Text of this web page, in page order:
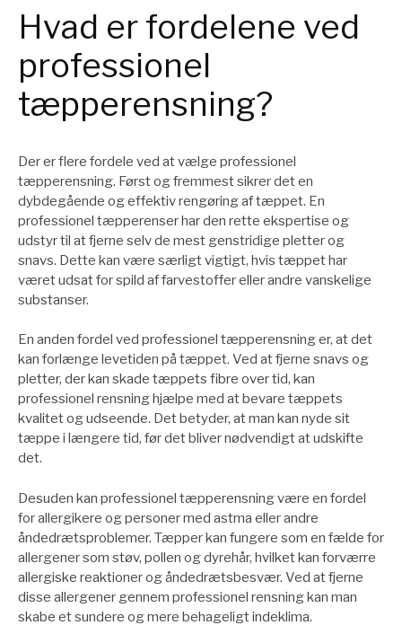
Hvad er fordelene ved
professionel
tæpperensning?
Der er flere fordele ved at vælge professionel
tæpperensning. Først og fremmest sikrer det en
dybdegående og effektiv rengøring af tæppet. En
professionel tæpperenser har den rette ekspertise og
udstyr til at fjerne selv de mest genstridige pletter og
snavs. Dette kan være særligt vigtigt, hvis tæppet har
været udsat for spild af farvestoffer eller andre vanskelige
substanser.
En anden fordel ved professionel tæpperensning er, at det
kan forlænge levetiden på tæppet. Ved at fjerne snavs og
pletter, der kan skade tæppets fibre over tid, kan
professionel rensning hjælpe med at bevare tæppets
kvalitet og udseende. Det betyder, at man kan nyde sit
tæppe i længere tid, før det bliver nødvendigt at udskifte
det.
Desuden kan professionel tæpperensning være en fordel
for allergikere og personer med astma eller andre
åndedrætsproblemer. Tæpper kan fungere som en fælde for
allergener som støv, pollen og dyrehår, hvilket kan forværre
allergiske reaktioner og åndedrætsbesvær. Ved at fjerne
disse allergener gennem professionel rensning kan man
skabe et sundere og mere behageligt indeklima.